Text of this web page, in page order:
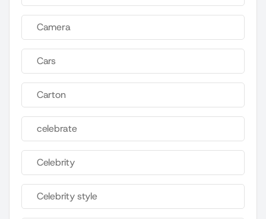
Camera
Cars
Carton
celebrate
Celebrity
Celebrity style